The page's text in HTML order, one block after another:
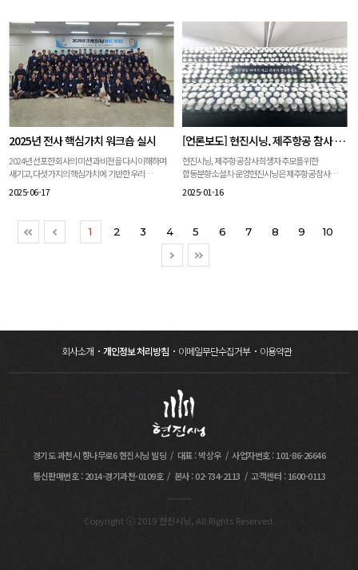
프로그램이 진행됐다. 신계용 과천시장은 “앞으로도
건강하고 품격 있는 노후를 위해 의료·복지·문화
인프라를 확충하고,어르신 눈높이에 맞춘 다양한
정책을 추진하겠다”고 말했다.[출처] 25.10.15
시사매거진 https://www.sisamagazine.co.kr/ne
ws/articleView.html?idxno=519108
사명감으로 임한다는 점을 강조해왔다.관계자는
"영결식과 같은 자리는 단순한 절차가 아닌 사회
전체가 애도를 함께하는 의미 있는 순간"이라며 "의전
기업으로서 이러한 소명을 다하기 위해 앞으로도
책임과 성심을 다하겠다"고 전했다. [출처]
시사매거진
(25.09.18) https://www.sisamagazine.co.kr/new
s/articleView.html?idxno=518057
지원했으며,유가족과 혜림원 관계자들이 안정적으로
장례를 치를 수 있도록 전문 장례지도사를 현장에
파견해 의전, 장례 용품, 차량, 인력 등을 전담했다.
이번 지원은 단발적 활동이 아니라, 2018년부터
이어져 온 현진시닝과 장봉도 혜림원의 특별한 인연의
연장선에서 이루어졌다.현진시닝은 그동안 혜림원을
대상으로 정기적인 봉사활동과 기부금 지원을 꾸준히
이어왔으며,복지시설 생활인의 존엄한 마무리를 돕는
장례 지원 활동을 지속해 왔다.앞으로도 현진시닝은
기업 고객뿐 아니라 지역 사회와 함께하는 든든한
동반자로서 사명을 이어갈 계획이다.현진시닝은 국내
대표 경조사 복지 서비스 기업으로, 1200여 개 기업과
국회, 지방관청, 경찰청, 외교부 등 국가기관과 계약을
합동분향소를 설치·운영하며 사회적 책임을 다하고
있다.특히 2014년 세월호 참사, 2017년 제천 화재,
2018년 밀양 화재, 2022년 이태원 참사 희생자
시간이었습니다. 현진시닝은 단지 장례를 ‘진행’하는
것이 아니라,고인을 가장 존엄하게 기억하고
보내드리는 시간을 설계한다고 생각합니다.방송을
통해 보여드린 이 장면들은, 그 철학이 실현되는 실제
모습입니다.앞으로도 현진시닝은 품격 있는
장례문화를 만들어가는 데 앞장서겠습니다.[현진시닝
참여] * 관꽃 장식 연출고인을 존엄하게 예우하는
장례의 핵심 중 하나인 입관식 꽃장식 장면도
현진시닝이 직접 연출하였습니다.아름답고
정성스럽게 꾸며진 관은, 마지막 순간까지 고인을 향한
마음을 담아내기에 충분했습니다. * 디지털
추모캔버스 구현시대의 흐름에 맞춰 디지털 추모
영상과 메시지를 공유할 수 있는 디지털 추모캔버스는,
국민방송은 문화체육관광부 산하의 공공기관으로,
정부 예산과 수신료로 운영되며 정책·사회·문화
분야의 뉴스와 다큐멘터리 등 다양한 공익 콘텐츠를
2025년 전사 핵심가치 워크숍 실시
2024년 선포한 회사의 미션과 비전을 다시 이해하며
새기고, 다섯 가지의 핵심가치에 기반한 우리
스스로의 행동약속을 만들기 위한 전사 핵심가치
워크숍을 진행하였다. 2025년 6월 13일 실시한
구성원이 스스로 우리만의 행동 약속을 도출하고
결정하였으며 우리의 비전인 “2035 Unicorn
2025-06-17
[언론보도] 현진시닝, 제주항공 참사 희생자 추모를 위한 합동분향소 설치·운영
현진시닝, 제주항공 참사 희생자 추모를 위한
합동분향소 설치·운영현진시닝은 제주항공 참사
희생자를 애도하기 위한 합동분향소를경기도청
주관으로 설치해 운영했다고 16일 밝혔다. 분향소는
시민들을 맞았다. 수원역 합동분향소를 찾은 김동연
경기도지사는방명록에 '우리 모두의 아픔입니다.
끝까지 함께 하겠습니다. 희생자분들의 명복을
계약을 맺고 국가장 및 재난사고 때마다영결식 및
2018년 밀양 화재, 2022년 이태원 참사 희생자 합동
분향소까지현진시닝이 함께 해왔다"고 전했다. 이어
"전 국민의 아픔을 함께 나누는 합동분향소 및
영결식을 오랜 기간 현진시닝이 담당할 수 있었던
전국 인프라와 노하우를 보유하고 있고'사회
가능하다."라며"앞으로도 추모와 애도 의례에 최선을
html?idxno=3183263
2025-01-16
1 2 3 4 5 6 7 8 9 10
회사소개 개인정보 처리방침 이메일무단수집거부 이용약관
경기도 과천시 향나무로6 현진시닝 빌딩 대표 : 박상우
사업자번호 : 101-86-26646
통신판매번호 : 2014-경기과천-0109호
본사 : 02-734-2113 고객센터 : 1600-0113
Copyright ⓒ 2019 현진시닝, All Rights Reserved.